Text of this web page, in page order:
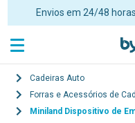
Portes grátis para
Cadeiras Auto
Forras e Acessórios de
Miniland Dispositivo de Embalar para Carrinho de